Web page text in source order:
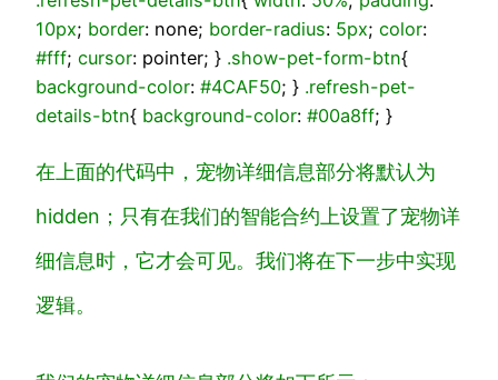
10px; border: none; border-radius: 5px; color:
#fff; cursor: pointer; } .show-pet-form-btn{
background-color: #4CAF50; } .refresh-pet-
details-btn{ background-color: #00a8ff; }
在上面的代码中， 宠物详细信息部分将默认为
hidden ；只有在我们的智能合约上设置了宠物详
细信息时，它才会可见。我们将在下一步中实现
逻辑。